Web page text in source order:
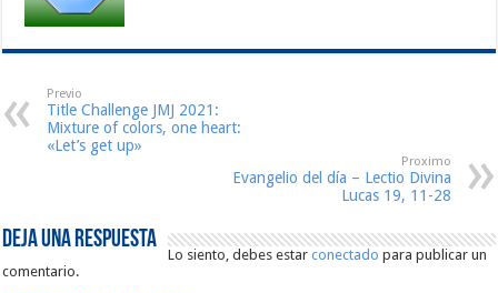
Previo
Title Challenge JMJ 2021:
Mixture of colors, one heart:
«Let’s get up»
Proximo
Evangelio del día – Lectio Divina
Lucas 19, 11-28
Deja una respuesta
Lo siento, debes estarconectado para publicar un
comentario.